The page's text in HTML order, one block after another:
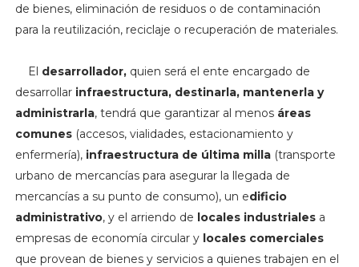
de bienes, eliminación de residuos o de contaminación
para la reutilización, reciclaje o recuperación de materiales.
El desarrollador, quien será el ente encargado de
desarrollar infraestructura, destinarla, mantenerla y
administrarla, tendrá que garantizar al menosáreas
comunes(accesos, vialidades, estacionamiento y
enfermería), infraestructura de última milla(transporte
urbano de mercancías para asegurar la llegada de
mercancías a su punto de consumo), un edificio
administrativo, y el arriendo de locales industrialesa
empresas de economía circular y locales comerciales
que provean de bienes y servicios a quienes trabajen en el